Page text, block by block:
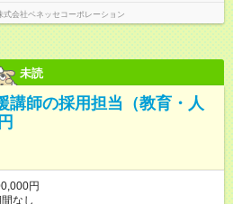
式会社ベネッセコーポレーション
未読
講師の採用担当（教育・人
円
なし